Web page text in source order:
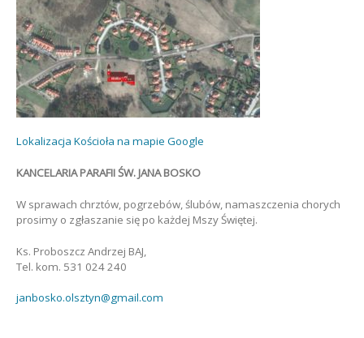
Lokalizacja Kościoła na mapie Google
KANCELARIA PARAFII ŚW. JANA BOSKO
W sprawach chrztów, pogrzebów, ślubów, namaszczenia chorych
prosimy o zgłaszanie się po każdej Mszy Świętej.
Ks. Proboszcz Andrzej BAJ,
Tel. kom. 531 024 240
janbosko.olsztyn@gmail.com